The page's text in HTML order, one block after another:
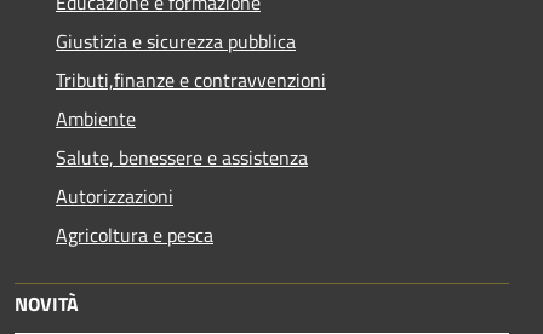
Giustizia e sicurezza pubblica
Tributi,finanze e contravvenzioni
Ambiente
Salute, benessere e assistenza
Autorizzazioni
Agricoltura e pesca
NOVITÀ